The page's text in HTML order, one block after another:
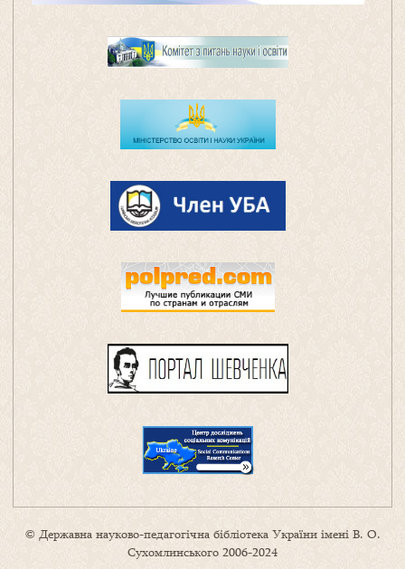
© Державна науково-педагогічна бібліотека України імені В. О.
Сухомлинського 2006-2024